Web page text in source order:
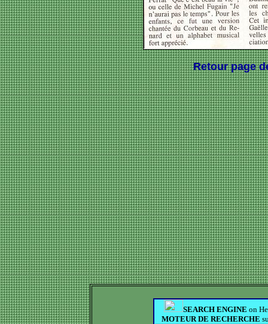
Retour page
SEARCH ENGINE on
MOTEUR DE RECHERCHE